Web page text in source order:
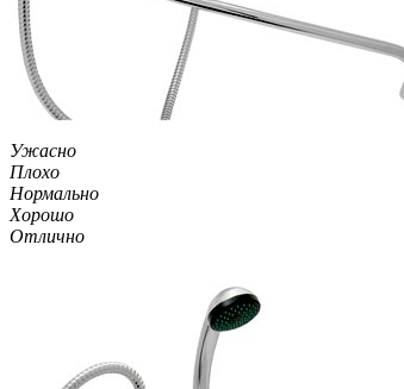
Ужасно
Плохо
Нормально
Хорошо
Отлично